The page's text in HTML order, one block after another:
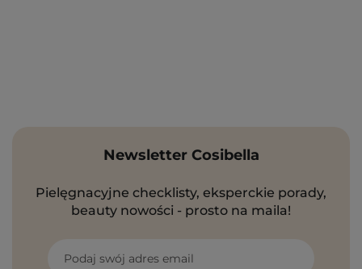
Newsletter Cosibella
Pielęgnacyjne checklisty, eksperckie porady,
beauty nowości - prosto na maila!
Podaj swój adres email